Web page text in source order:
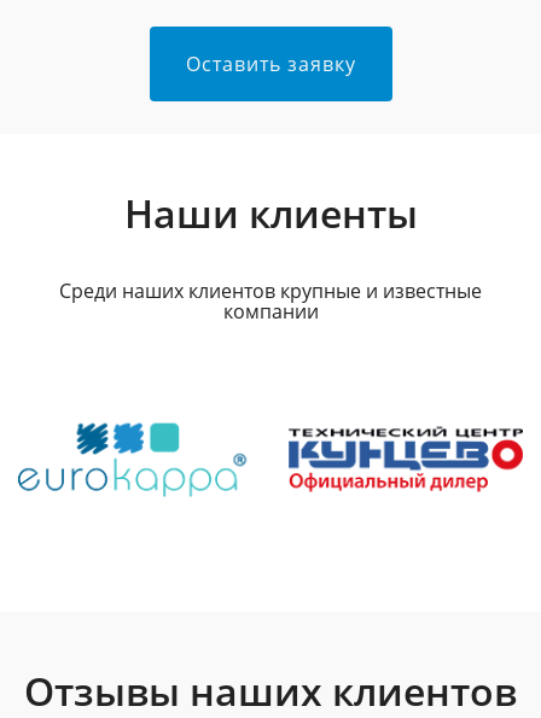
Оставить заявку
Наши клиенты
Среди наших клиентов крупные и известные
компании
Отзывы наших клиентов